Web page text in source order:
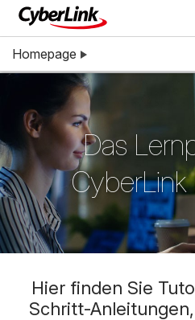
Homepage
Das
CyberLink
Hier finden Sie
Schritt-